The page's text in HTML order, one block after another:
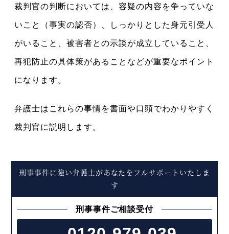
裁判官の判断においては、容疑の内容を争っていな
いこと（事実の認否）、しっかりとした身元引受人
がいること、被害者との示談が成立していること、
再犯防止の具体策があることなどが重要なポイント
になります。
弁護士はこれらの事情を書面や口頭でわかりやすく
裁判官に説明します。
刑事事件に強い弁護士があなたをフルサポートいたしま
す
刑事事件ご相談受付